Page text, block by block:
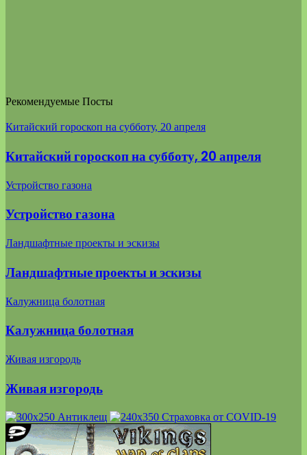
Рекомендуемые Посты
Китайский гороскоп на субботу, 20 апреля
Китайский гороскоп на субботу, 20 апреля
Устройство газона
Устройство газона
Ландшафтные проекты и эскизы
Ландшафтные проекты и эскизы
Калужница болотная
Калужница болотная
Живая изгородь
Живая изгородь